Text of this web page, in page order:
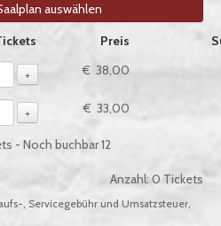
auswählen
sofern verfügbar
Preis
+ € 38,00
+ € 33,00
- Noch buchbar12
Anzahl:0 Tickets
, Servicegebühr und Umsatzsteuer,